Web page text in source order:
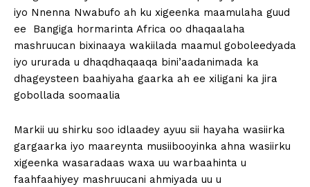
iyo Nnenna Nwabufo ah ku xigeenka maamulaha guud
ee Bangiga hormarinta Africa oo dhaqaalaha
mashruucan bixinaaya wakiilada maamul goboleedyada
iyo ururada u dhaqdhaqaaqa bini’aadanimada ka
dhageysteen baahiyaha gaarka ah ee xiligani ka jira
gobollada soomaalia
Markii uu shirku soo idlaadey ayuu sii hayaha wasiirka
gargaarka iyo maareynta musiibooyinka ahna wasiirku
xigeenka wasaradaas waxa uu warbaahinta u
faahfaahiyey mashruucani ahmiyada uu u